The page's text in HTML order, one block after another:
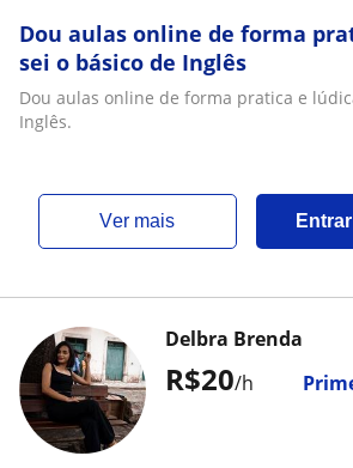
Dou aulas online de forma
sei o básico de Inglês
Dou aulas online de forma pratica e
Inglês.
ver mais
R$20/h
Delbra Brenda